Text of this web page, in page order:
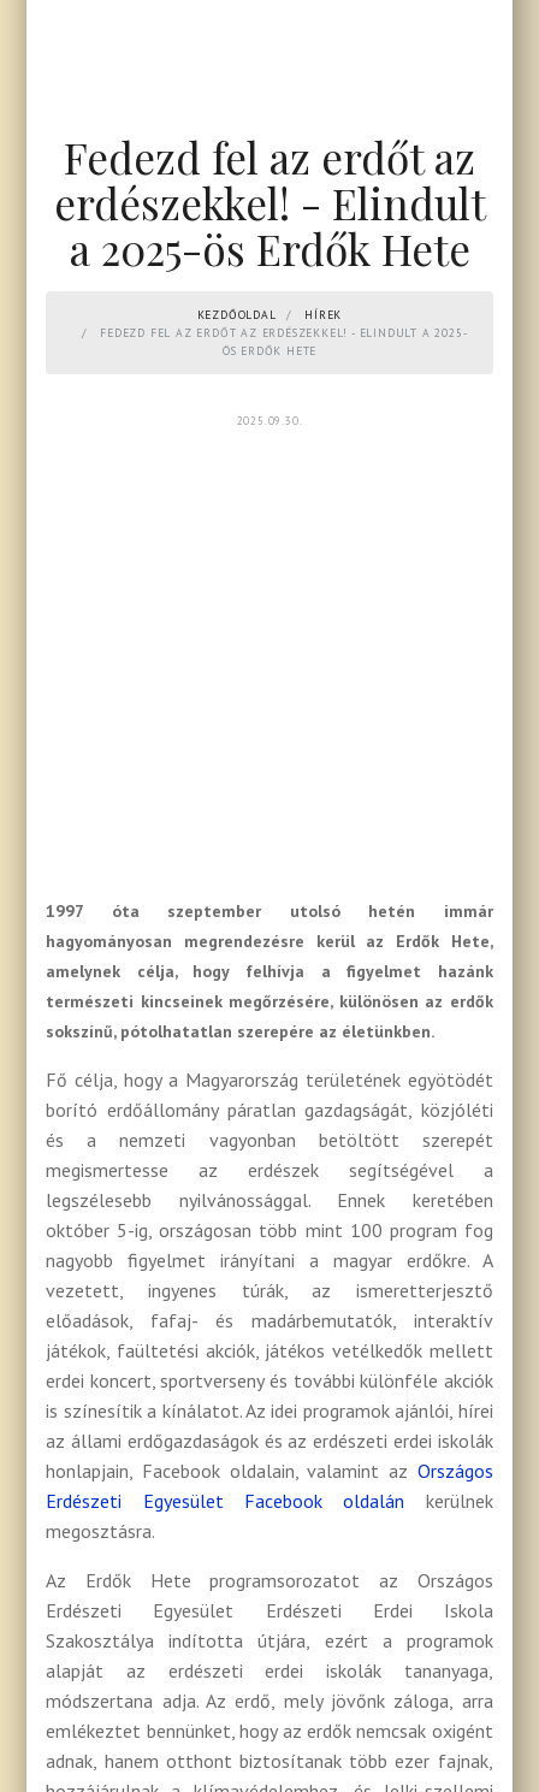
Fedezd fel az erdőt az
erdészekkel! - Elindult
a 2025-ös Erdők Hete
KEZDŐOLDAL
HÍREK
FEDEZD FEL AZ ERDŐT AZ ERDÉSZEKKEL! - ELINDULT A 2025-
ÖS ERDŐK HETE
2025.09.30.
1997 óta szeptember utolsó hetén immár
hagyományosan megrendezésre kerül az Erdők Hete,
amelynek célja, hogy felhívja a figyelmet hazánk
természeti kincseinek megőrzésére, különösen az erdők
sokszínű, pótolhatatlan szerepére az életünkben.
Fő célja, hogy a Magyarország területének egyötödét
borító erdőállomány páratlan gazdagságát, közjóléti
és a nemzeti vagyonban betöltött szerepét
megismertesse az erdészek segítségével a
legszélesebb nyilvánossággal. Ennek keretében
október 5-ig, országosan több mint 100 program fog
nagyobb figyelmet irányítani a magyar erdőkre. A
vezetett, ingyenes túrák, az ismeretterjesztő
előadások, fafaj- és madárbemutatók, interaktív
játékok, faültetési akciók, játékos vetélkedők mellett
erdei koncert, sportverseny és további különféle akciók
is színesítik a kínálatot. Az idei programok ajánlói, hírei
az állami erdőgazdaságok és az erdészeti erdei iskolák
honlapjain, Facebook oldalain, valamint az Országos
Erdészeti Egyesület Facebook oldalán kerülnek
megosztásra.
Az Erdők Hete programsorozatot az Országos
Erdészeti Egyesület Erdészeti Erdei Iskola
Szakosztálya indította útjára, ezért a programok
alapját az erdészeti erdei iskolák tananyaga,
módszertana adja. Az erdő, mely jövőnk záloga, arra
emlékeztet bennünket, hogy az erdők nemcsak oxigént
adnak, hanem otthont biztosítanak több ezer fajnak,